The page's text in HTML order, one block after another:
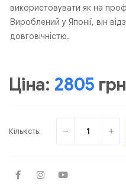
використовувати як на
Вироблений у Японії, він
довговічністю.
Ціна: 2805 грн
Кількість: